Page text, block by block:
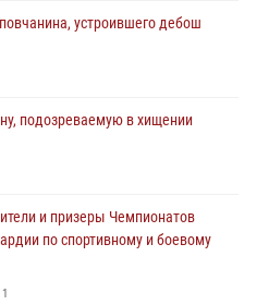
устроившего дебош
подозреваемую в хищении
и призеры Чемпионатов
по спортивному и боевому
1